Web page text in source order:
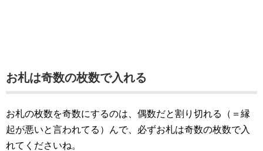
お札は奇数の枚数で入れる
お札の枚数を奇数にするのは、偶数だと割り切れる（＝縁
起が悪いと言われてる）んで、必ずお札は奇数の枚数で入
れてくださいね。